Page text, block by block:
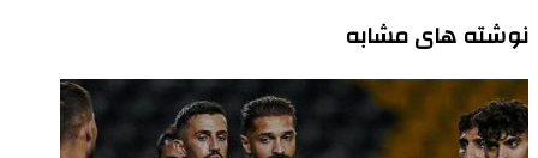
نوشته های مشابه